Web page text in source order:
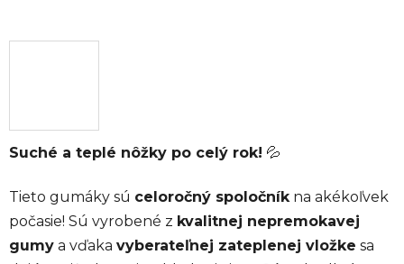
Suché a teplé nôžky po celý rok! 💦
Tieto gumáky sú celoročný spoločník na akékoľvek
počasie! Sú vyrobené z kvalitnej nepremokavej
gumy a vďaka vyberateľnej zateplenej vložke sa